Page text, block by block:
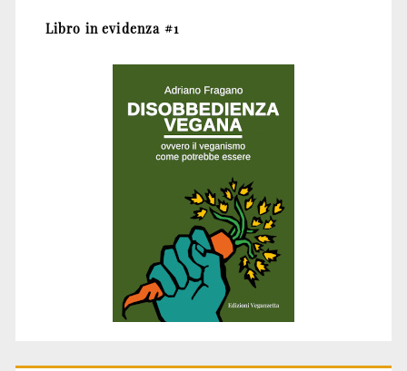
Libro in evidenza #1